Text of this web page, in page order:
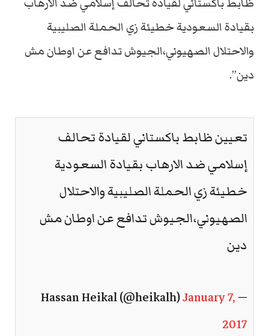
بقيادة السعودية خطيئة زي الحملة الصليبية
والاحتلال الصهيوني،الجيوش تدافع عن اوطان مش
دين”.
تعيين ظابط باكستاني لقيادة تحالف
إسلامي ضد الارهاب بقيادة السعودية
خطيئة زي الحملة الصليبية والاحتلال
الصهيوني،الجيوش تدافع عن اوطان مش
دين
— Hassan Heikal (@heikalh)
January 7,
2017